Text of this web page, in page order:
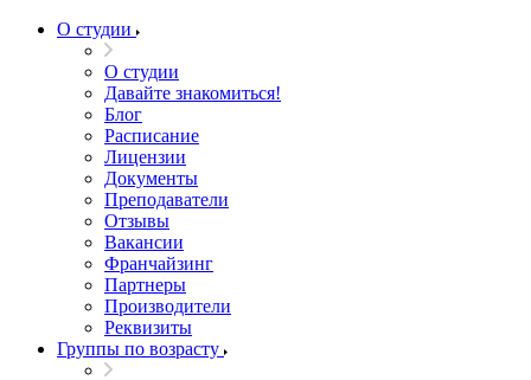
О студии
О студии
Давайте знакомиться!
Блог
Расписание
Лицензии
Документы
Преподаватели
Отзывы
Вакансии
Франчайзинг
Партнеры
Производители
Реквизиты
Группы по возрасту